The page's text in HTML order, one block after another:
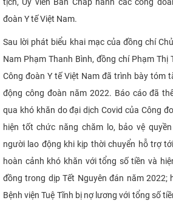
đoàn Y tế Việt Nam.
Sau lời phát biểu khai mạc của đồng chí
Nam Phạm Thanh Bình, đồng chí Phạm Thị
Công đoàn Y tế Việt Nam đã trình bày tóm
động công đoàn năm 2022. Báo cáo đã
qua khó khăn do đại dịch Covid của Công
hiện tốt chức năng chăm lo, bảo vệ
người lao động khi kịp thời chuyển hỗ trợ
hoàn cảnh khó khăn với tổng số tiền và
đồng trong dịp Tết Nguyên đán năm 2022;
Bệnh viện Tuệ Tĩnh bị nợ lương với tổng số